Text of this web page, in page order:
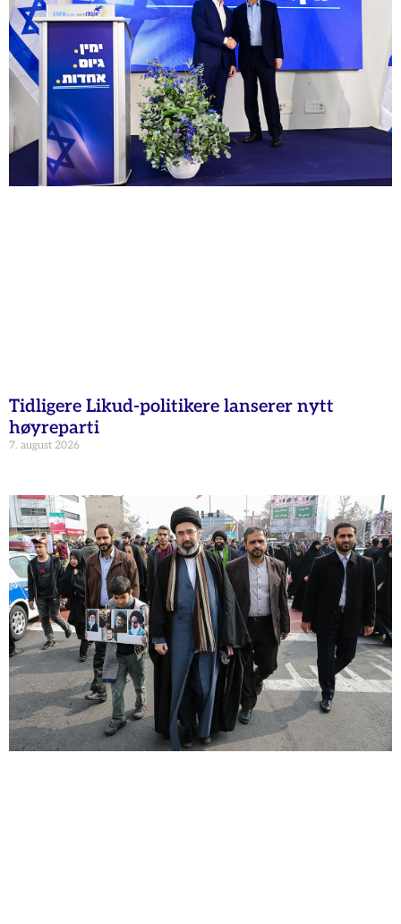
Tidligere Likud-politikere lanserer nytt
høyreparti
7. august 2026